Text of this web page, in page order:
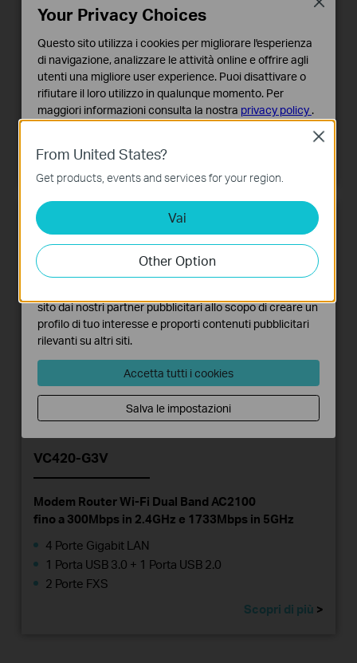
fino a 600Mbps in 2.4GHz e 2167Mbps in 5GHz
4 Porte Gigabit LAN
2 Porte USB 3.0
2 Porte FXS con supporto VoIP
VC420-G3V
Modem Router Wi-Fi Dual Band AC2100
fino a 300Mbps in 2.4GHz e 1733Mbps in 5GHz
4 Porte Gigabit LAN
1 Porta USB 3.0 + 1 Porta USB 2.0
2 Porte FXS
Scopri di più >
From United States?
Get products, events and services for your region.
Vai
Other Option
Close
Your Privacy Choices
Questo sito utilizza i cookies per migliorare l'esperienza
di navigazione, analizzare le attività online e offrire agli
utenti una migliore user experience. Puoi disattivare o
rifiutare il loro utilizzo in qualunque momento. Per
maggiori informazioni consulta la nostra privacy policy .
Questi cookies sono necessari per il corretto
funzionamento del sito e non possono essere disattivati
nel tuo sistema.
Analytics e Marketing Cookies
I cookies analitici ci permettono di analizzare le tue
attività sul nostro sito allo scopo di migliorarne le
funzionalità.
sito dai nostri partner pubblicitari allo scopo di creare un
profilo di tuo interesse e proporti contenuti pubblicitari
rilevanti su altri siti.
Accetta tutti i cookies
Salva le impostazioni